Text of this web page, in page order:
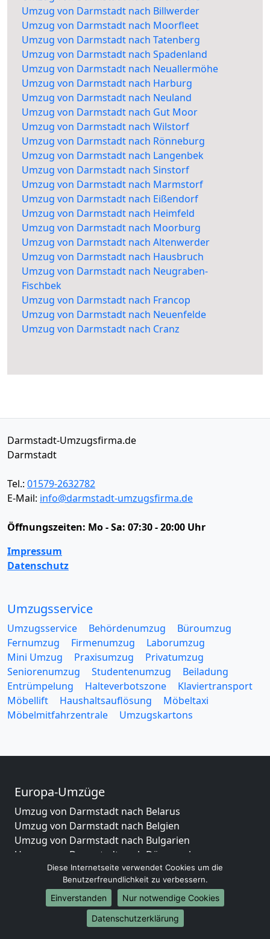
Umzug von Darmstadt nach Billwerder
Umzug von Darmstadt nach Moorfleet
Umzug von Darmstadt nach Tatenberg
Umzug von Darmstadt nach Spadenland
Umzug von Darmstadt nach Neuallermöhe
Umzug von Darmstadt nach Harburg
Umzug von Darmstadt nach Neuland
Umzug von Darmstadt nach Gut Moor
Umzug von Darmstadt nach Wilstorf
Umzug von Darmstadt nach Rönneburg
Umzug von Darmstadt nach Langenbek
Umzug von Darmstadt nach Sinstorf
Umzug von Darmstadt nach Marmstorf
Umzug von Darmstadt nach Eißendorf
Umzug von Darmstadt nach Heimfeld
Umzug von Darmstadt nach Moorburg
Umzug von Darmstadt nach Altenwerder
Umzug von Darmstadt nach Hausbruch
Umzug von Darmstadt nach Neugraben-
Fischbek
Umzug von Darmstadt nach Francop
Umzug von Darmstadt nach Neuenfelde
Umzug von Darmstadt nach Cranz
Darmstadt-Umzugsfirma.de
Darmstadt
Tel.: 01579-2632782
E-Mail: info@darmstadt-umzugsfirma.de
Öffnungszeiten: Mo - Sa: 07:30 - 20:00 Uhr
Impressum
Datenschutz
Umzugsservice
Umzugsservice Behördenumzug
Büroumzug
Fernumzug
Firmenumzug
Laborumzug
Mini Umzug
Praxisumzug
Privatumzug
Seniorenumzug
Studentenumzug
Beiladung
Entrümpelung
Halteverbotszone
Klaviertransport
Möbellift
Haushaltsauflösung
Möbeltaxi
Möbelmitfahrzentrale
Umzugskartons
Europa-Umzüge
Umzug von Darmstadt nach Belarus
Umzug von Darmstadt nach Belgien
Umzug von Darmstadt nach Bulgarien
Umzug von Darmstadt nach Dänemark
Umzug von Darmstadt nach England
Umzug von Darmstadt nach Portugal
Umzug von Darmstadt nach Bosnien
und Herzegowina
Umzug von Darmstadt nach Irland
Diese Internetseite verwendet Cookies um die
Benutzerfreundlichkeit zu verbessern.
Einverstanden
Nur notwendige Cookies
Datenschutzerklärung